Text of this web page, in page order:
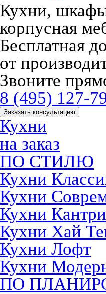
Кухни,
корпусная
Бесплатная
от
Звоните
8 (495) 127-
Заказать консультацию
Кухни
на заказ
ПО СТИЛЮ
Кухни
Кухни
Кухни Кантри
Кухни Хай
Кухни Лофт
Кухни
ПО